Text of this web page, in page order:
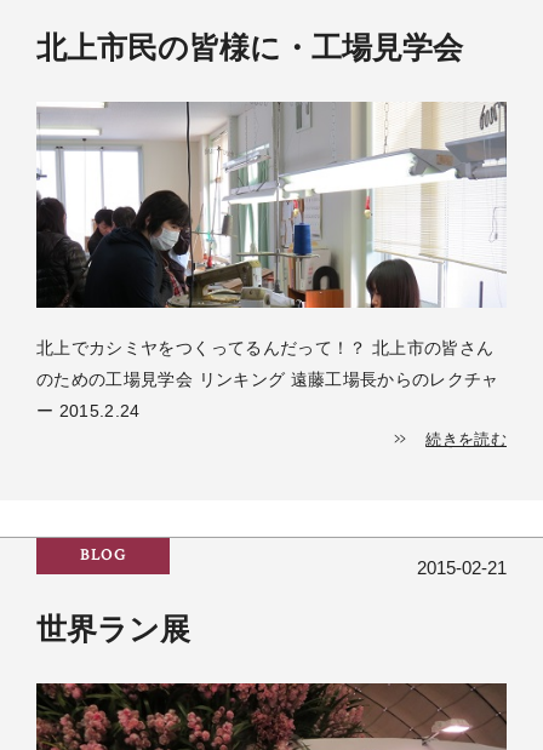
北上市民の皆様に・工場見学会
北上でカシミヤをつくってるんだって！？ 北上市の皆さん
のための工場見学会 リンキング 遠藤工場長からのレクチャ
ー 2015.2.24
続きを読む
BLOG
2015-02-21
世界ラン展